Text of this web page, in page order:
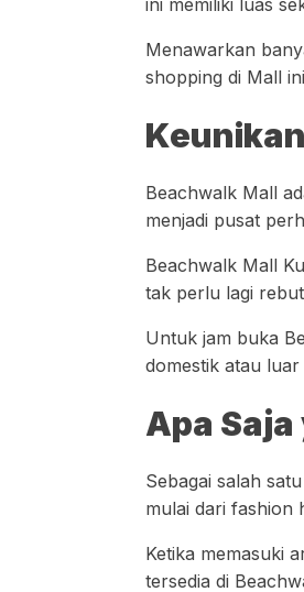
ini memiliki luas
Menawarkan
shopping di Mall
Beachwalk Mall
menjadi pusat
Beachwalk Mall
tak perlu lagi
Untuk jam buka
domestik atau luar
Apa
Sebagai salah
mulai dari fashion
Ketika memasuki
tersedia di